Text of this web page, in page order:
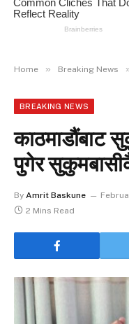
Home » Breaking News
BREAKING NEWS
काठमाडौंबाट
पुगेर
By Amrit Baskune
2 Mins Read